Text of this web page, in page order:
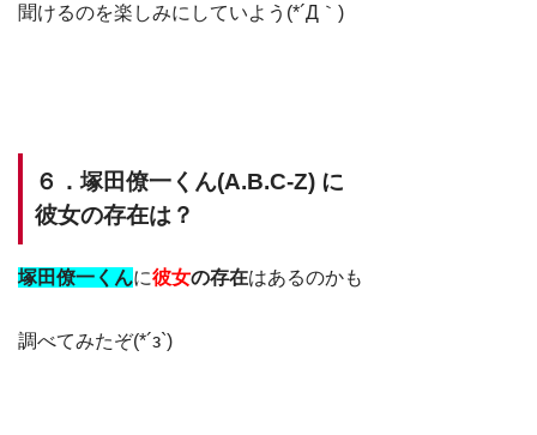
聞けるのを楽しみにしていよう(*´Д｀)
６．塚田僚一くん(A.B.C-Z) に
彼女の存在は？
塚田僚一 くんに彼女の存在はあるのかも
調べてみたぞ(*´з`)